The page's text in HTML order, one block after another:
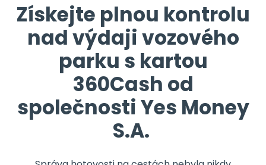
Získejte plnou kontrolu
nad výdaji vozového
parku s kartou
360Cash od
společnosti Yes Money
S.A.